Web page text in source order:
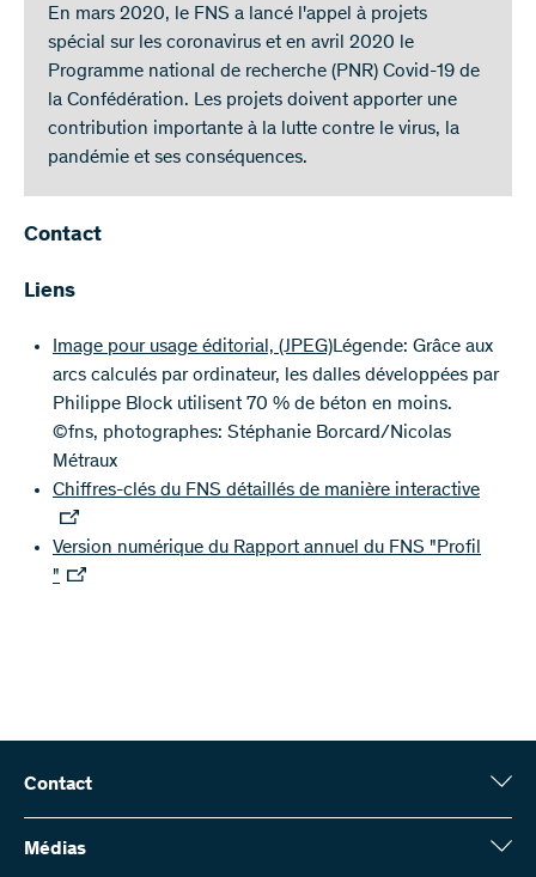
En mars 2020, le FNS a lancé l'appel à projets
spécial sur les coronavirus et en avril 2020 le
Programme national de recherche (PNR) Covid-19 de
la Confédération. Les projets doivent apporter une
contribution importante à la lutte contre le virus, la
pandémie et ses conséquences.
Contact
Liens
Image pour usage éditorial, (JPEG)Légende: Grâce aux
arcs calculés par ordinateur, les dalles développées par
Philippe Block utilisent 70 % de béton en moins.
©fns, photographes: Stéphanie Borcard/Nicolas
Métraux
Chiffres-clés du FNS détaillés de manière interactive
Version numérique du Rapport annuel du FNS "Profil
"
Contact
Fonds national suisse (FNS)
Wildhainweg 3
Médias